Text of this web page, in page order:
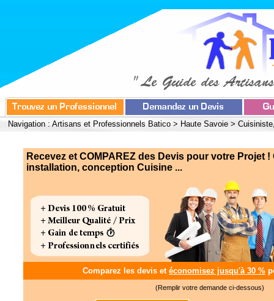
Navigation : Artisans et Professionnels Batico > Haute Savoie >
Recevez et COMPAREZ des Devis pour votre Projet
installation, conception Cuisine ...
Comparez les devis et économisez jusqu'à 30 %
(Remplir votre demande ci-dessous)